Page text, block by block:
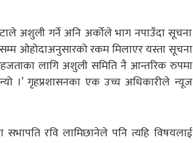
अशुली गर्ने अनि अर्कोले भाग नपाउँदा सूचना
ओहोदाअनुसारको रकम मिलाएर यस्ता सूचना
लागि अशुली समिति नै आन्तरिक रुपमा
।’ गृहप्रशासनका एक उच्च अधिकारीले न्यूज
सभापति रवि लामिछानेले पनि त्यहि विषयलाई